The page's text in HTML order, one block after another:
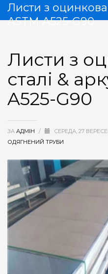
Листи з
ASTM A525-G90
Листи з
сталі &
A525-G90
ЗА АДМІН / СЕРЕДА, 27
ОДЯГНЕНИЙ ТРУБИ